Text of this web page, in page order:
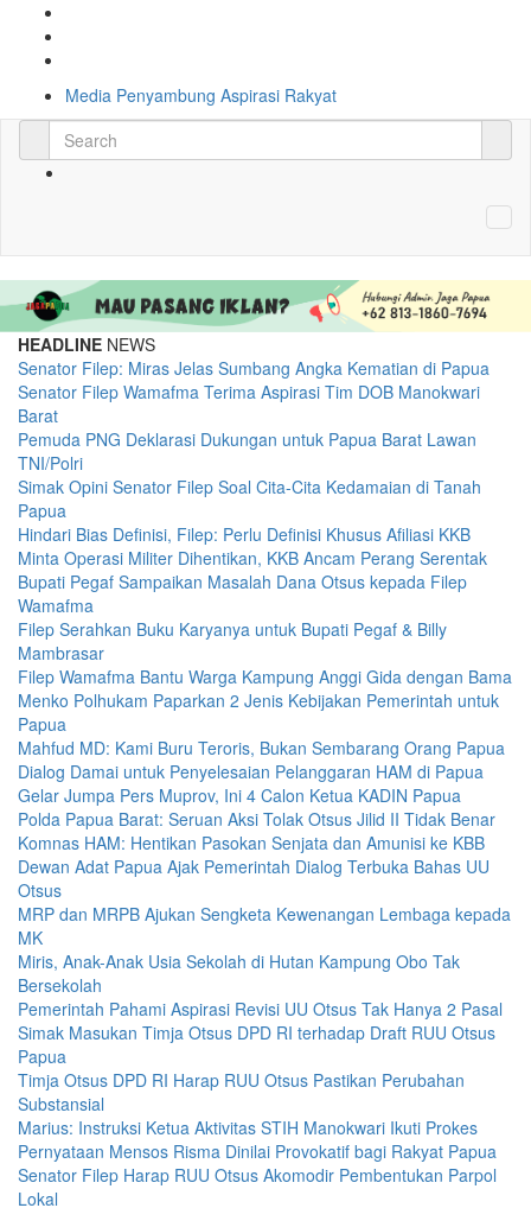
Media Penyambung Aspirasi Rakyat
HEADLINE NEWS
Senator Filep: Miras Jelas Sumbang Angka Kematian di Papua
Senator Filep Wamafma Terima Aspirasi Tim DOB Manokwari
Barat
Pemuda PNG Deklarasi Dukungan untuk Papua Barat Lawan
TNI/Polri
Simak Opini Senator Filep Soal Cita-Cita Kedamaian di Tanah
Papua
Hindari Bias Definisi, Filep: Perlu Definisi Khusus Afiliasi KKB
Minta Operasi Militer Dihentikan, KKB Ancam Perang Serentak
Bupati Pegaf Sampaikan Masalah Dana Otsus kepada Filep
Wamafma
Filep Serahkan Buku Karyanya untuk Bupati Pegaf & Billy
Mambrasar
Filep Wamafma Bantu Warga Kampung Anggi Gida dengan Bama
Menko Polhukam Paparkan 2 Jenis Kebijakan Pemerintah untuk
Papua
Mahfud MD: Kami Buru Teroris, Bukan Sembarang Orang Papua
Dialog Damai untuk Penyelesaian Pelanggaran HAM di Papua
Gelar Jumpa Pers Muprov, Ini 4 Calon Ketua KADIN Papua
Polda Papua Barat: Seruan Aksi Tolak Otsus Jilid II Tidak Benar
Komnas HAM: Hentikan Pasokan Senjata dan Amunisi ke KBB
Dewan Adat Papua Ajak Pemerintah Dialog Terbuka Bahas UU
Otsus
MRP dan MRPB Ajukan Sengketa Kewenangan Lembaga kepada
MK
Miris, Anak-Anak Usia Sekolah di Hutan Kampung Obo Tak
Bersekolah
Pemerintah Pahami Aspirasi Revisi UU Otsus Tak Hanya 2 Pasal
Simak Masukan Timja Otsus DPD RI terhadap Draft RUU Otsus
Papua
Timja Otsus DPD RI Harap RUU Otsus Pastikan Perubahan
Substansial
Marius: Instruksi Ketua Aktivitas STIH Manokwari Ikuti Prokes
Pernyataan Mensos Risma Dinilai Provokatif bagi Rakyat Papua
Senator Filep Harap RUU Otsus Akomodir Pembentukan Parpol
Lokal